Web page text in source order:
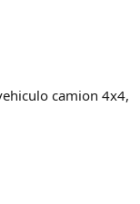
camion 4x4,